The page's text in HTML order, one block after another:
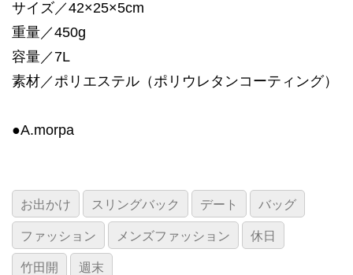
サイズ／42×25×5cm
重量／450g
容量／7L
素材／ポリエステル（ポリウレタンコーティング）
●A.morpa
お出かけ スリングバック デート バッグ
ファッション メンズファッション 休日
竹田開 週末